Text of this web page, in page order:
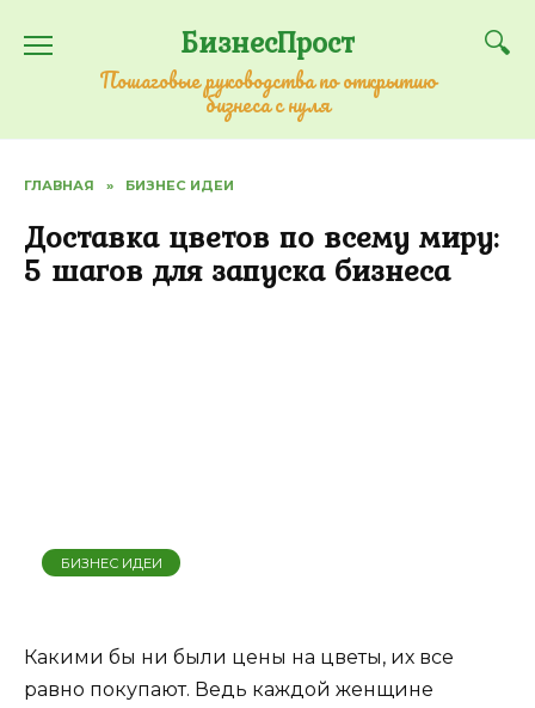
содержанию
БизнесПрост
Пошаговые руководства по открытию
бизнеса с нуля
ГЛАВНАЯ » БИЗНЕС ИДЕИ
Доставка цветов по всему миру:
5 шагов для запуска бизнеса
БИЗНЕС ИДЕИ
Какими бы ни были цены на цветы, их все
равно покупают. Ведь каждой женщине